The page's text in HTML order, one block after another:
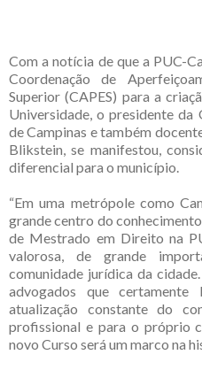
Com a notícia de que a PUC-
Coordenação de
Superior (CAPES) para a
Universidade, o presidente
de Campinas e também
Blikstein, se manifestou,
diferencial para o município.
“Em uma metrópole como
grande centro do
de Mestrado em Direito na
valorosa, de grande
comunidade jurídica da
advogados que
atualização constante do
profissional e para o próprio
novo Curso será um marco na